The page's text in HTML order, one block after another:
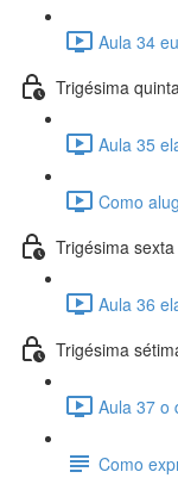
Aula 34
Trigésima
Aula 35
Como
Trigésima
Aula 36
Trigésima
Aula 37 o
Como